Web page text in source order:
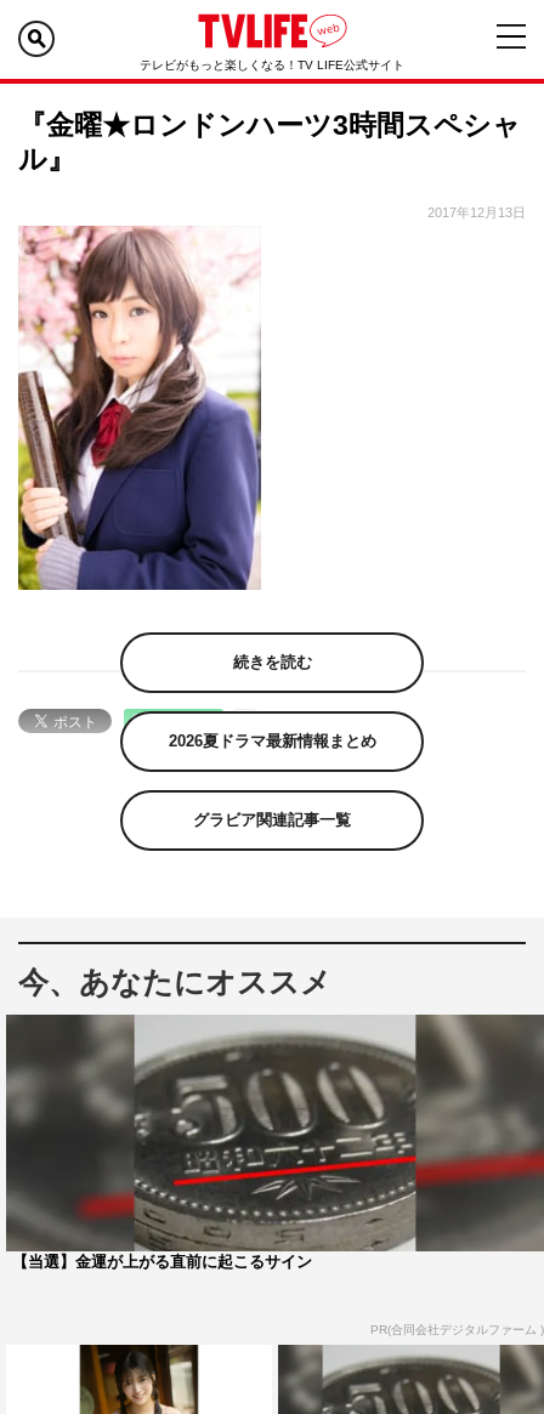
テレビがもっと楽しくなる！TV LIFE公式サイト
『金曜★ロンドンハーツ3時間スペシャ
ル』
2017年12月13日
続きを読む
2026夏ドラマ最新情報まとめ
グラビア関連記事一覧
今、あなたにオススメ
【当選】金運が上がる直前に起こるサイン
PR(合同会社デジタルファーム )